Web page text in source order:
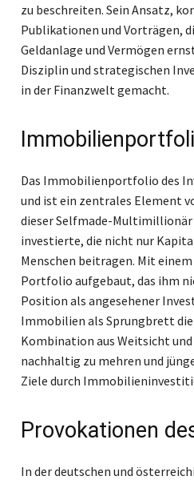
zu beschreiten. Sein Ansatz,
Publikationen und Vorträgen,
Geldanlage und Vermögen
Disziplin und strategischen
in der Finanzwelt gemacht.
Das Immobilienportfolio des
und ist ein zentrales Element
dieser Selfmade-
investierte, die nicht nur
Menschen beitragen. Mit
Portfolio aufgebaut, das ihm
Position als angesehener
Immobilien als Sprungbrett
Kombination aus Weitsicht
nachhaltig zu mehren und
Ziele durch
Provokationen
In der deutschen und